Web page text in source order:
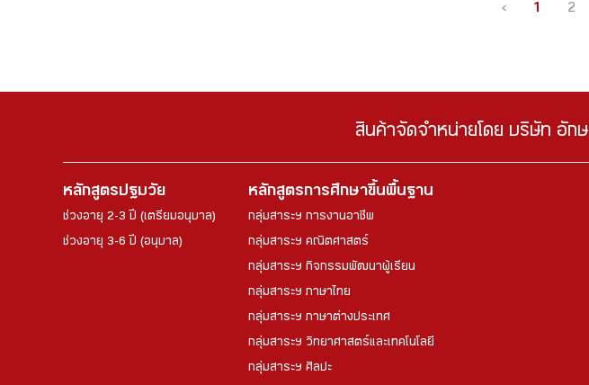
‹ 1 2
สินค้าจัดจำหน่ายโดย บริษัท อัก
หลักสูตรปฐมวัย
ช่วงอายุ 2-3 ปี (เตรียมอนุบาล)
ช่วงอายุ 3-6 ปี (อนุบาล)
หลักสูตรการศึกษาขึ้นพื้นฐาน
กลุ่มสาระฯ การงานอาชีพ
กลุ่มสาระฯ คณิตศาสตร์
กลุ่มสาระฯ กิจกรรมพัฒนาผู้เรียน
กลุ่มสาระฯ ภาษาไทย
กลุ่มสาระฯ ภาษาต่างประเทศ
กลุ่มสาระฯ วิทยาศาสตร์และเทคโนโลยี
กลุ่มสาระฯ ศิลปะ